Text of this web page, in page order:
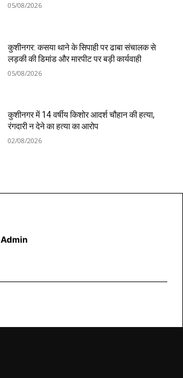
05/08/2026
कुशीनगर: कसया थाने के सिपाही पर ढाबा संचालक से
लड़की की डिमांड और मारपीट पर बड़ी कार्यवाही
05/08/2026
कुशीनगर में 14 वर्षीय किशोर आदर्श चौहान की हत्या,
रंगदारी न देने का हत्या का आरोप
02/08/2026
Admin